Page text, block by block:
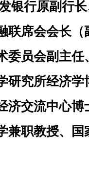
银行原副行
联席会会长
委员会副主
研究所经济
济交流中心
兼职教授、